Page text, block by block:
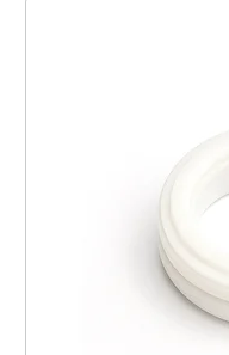
Bague buse à vapeur